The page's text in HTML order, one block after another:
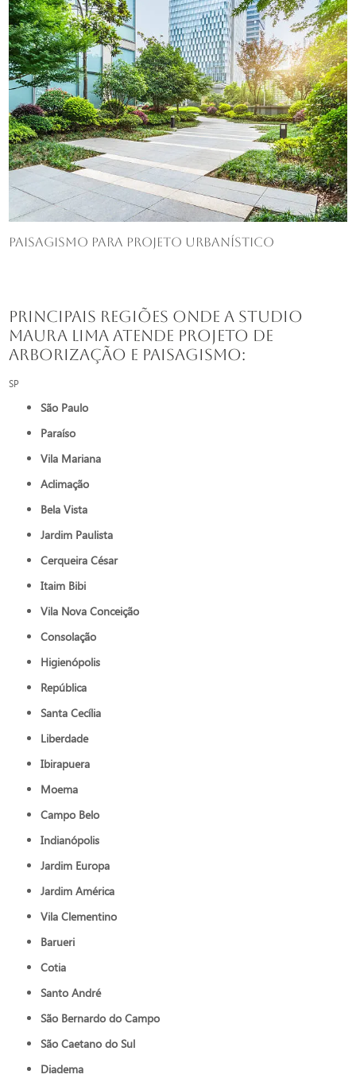
Paisagismo para projeto urbanístico
Principais regiões onde a Studio
Maura Lima atende Projeto de
arborização e paisagismo:
SP
São Paulo
Paraíso
Vila Mariana
Aclimação
Bela Vista
Jardim Paulista
Cerqueira César
Itaim Bibi
Vila Nova Conceição
Consolação
Higienópolis
República
Santa Cecília
Liberdade
Ibirapuera
Moema
Campo Belo
Indianópolis
Jardim Europa
Jardim América
Vila Clementino
Barueri
Cotia
Santo André
São Bernardo do Campo
São Caetano do Sul
Diadema